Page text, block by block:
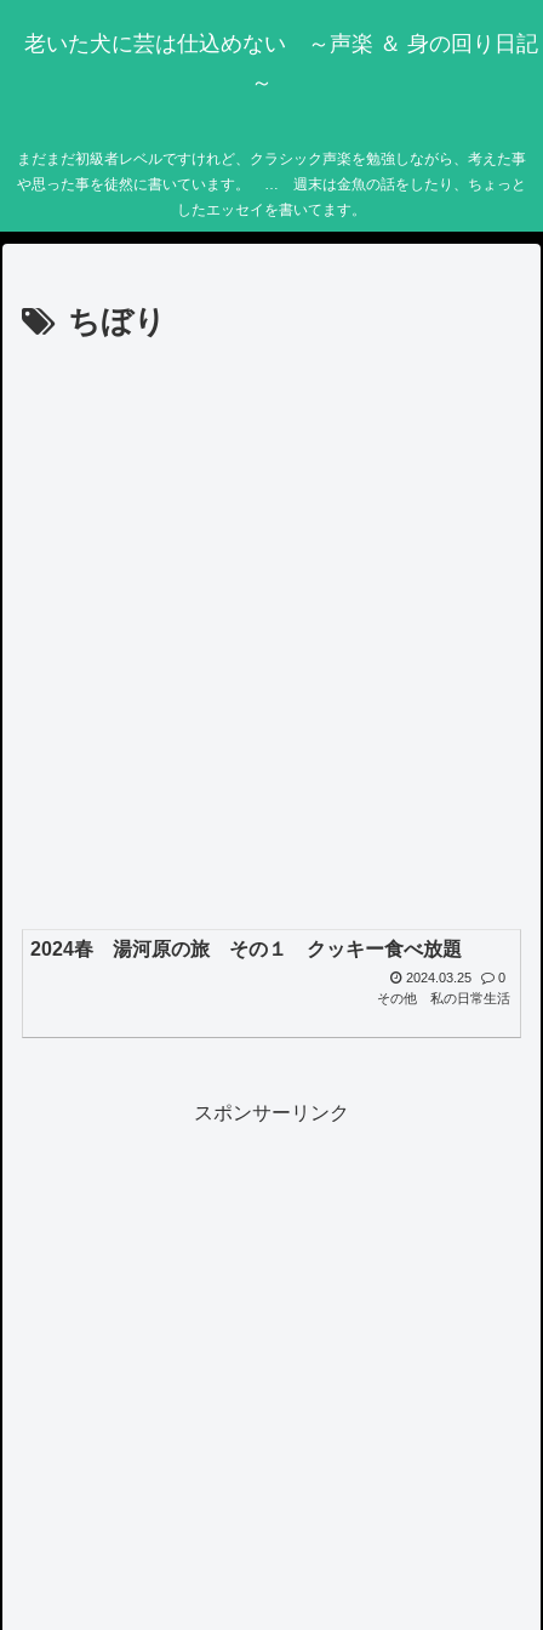
老いた犬に芸は仕込めない ～声楽 ＆ 身の回り日記
～
まだまだ初級者レベルですけれど、クラシック声楽を勉強しながら、考えた事
や思った事を徒然に書いています。 … 週末は金魚の話をしたり、ちょっと
したエッセイを書いてます。
ちぼり
2024春 湯河原の旅 その１ クッキー食べ放題
2024.03.25
0
その他
私の日常生活
スポンサーリンク